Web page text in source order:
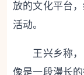
放的文化平台
活动。
王兴乡称，
像是一段漫长